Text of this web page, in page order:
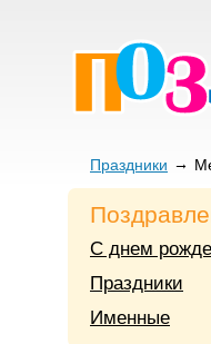
Праздники
С днем
Праздники
Именные